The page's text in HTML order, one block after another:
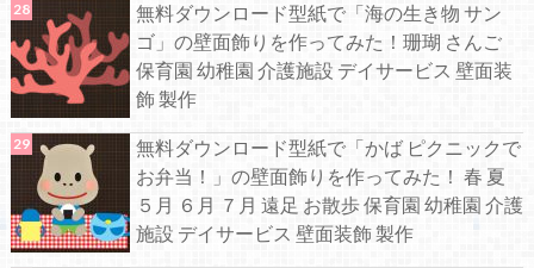
無料ダウンロード型紙で「海の生き物 サン
ゴ」の壁面飾りを作ってみた！珊瑚 さんご
保育園 幼稚園 介護施設 デイサービス 壁面装
飾 製作
無料ダウンロード型紙で「かば ピクニックで
お弁当！」の壁面飾りを作ってみた！ 春 夏
５月 ６月 ７月 遠足 お散歩 保育園 幼稚園 介護
施設 デイサービス 壁面装飾 製作